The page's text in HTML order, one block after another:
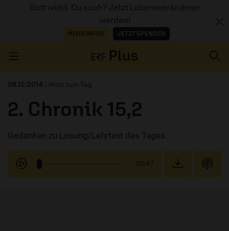
Gott wirkt. Du auch? Jetzt Lebensveränderer
werden!
MEHR INFOS JETZT SPENDEN
AUDIOTHEK
PROGRAMM
08.12.2014 / Wort zum Tag
2. Chronik 15,2
Gedanken zu Losung/Lehrtext des Tages.
03:47